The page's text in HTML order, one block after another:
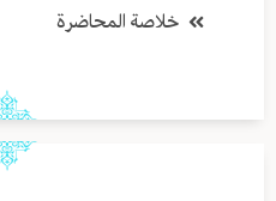
خلاصة المحاضرة